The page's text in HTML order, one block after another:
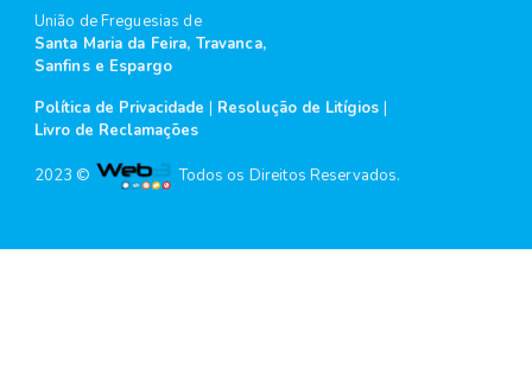
União de Freguesias de
Santa Maria da Feira, Travanca,
Sanfins e Espargo
Política de Privacidade | Resolução de Litígios |
Livro de Reclamações
2023 © Todos os Direitos Reservados.